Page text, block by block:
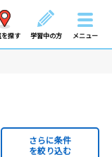
を探す 学習中の方 メニュー
さらに条件
を絞り込む